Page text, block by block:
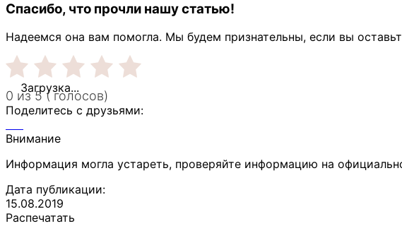
Спасибо, что прочли нашу статью!
Надеемся она вам помогла. Мы будем признательны, если вы
Загрузка...
0 из 5 ( голосов)
Поделитесь с друзьями:
Внимание
Информация могла устареть, проверяйте информацию на
Дата публикации:
15.08.2019
Распечатать